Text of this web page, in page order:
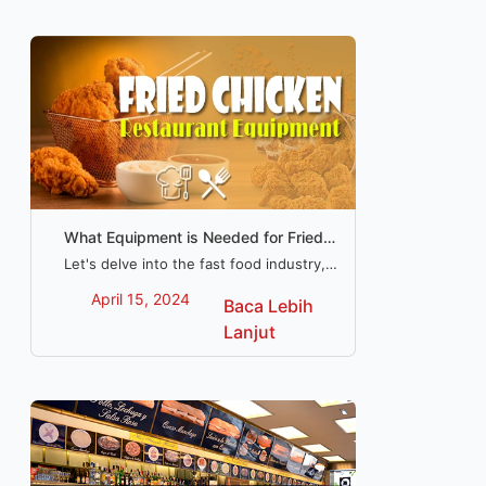
What Equipment is Needed for Fried
Chicken Business?
Let's delve into the fast food industry,
checklist for launching your very own
fried chicken restaurant.
April 15, 2024
Baca Lebih
Lanjut